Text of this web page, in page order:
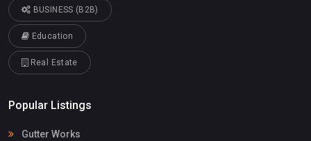
BUSINESS (B2B)
Education
Real Estate
Popular Listings
Gutter Works